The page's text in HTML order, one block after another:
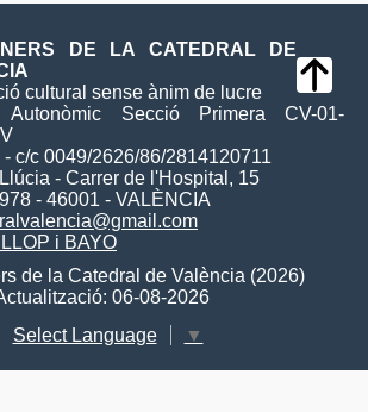
DE LA CATEDRAL DE
cultural sense ànim de lucre
Autonòmic Secció Primera CV-01-
c/c 0049/2626/86/2814120711
- Carrer de l'Hospital, 15
- 46001 - VALÈNCIA
i BAYO
de la Catedral de València (2026)
06-08-2026
Select Language
▼